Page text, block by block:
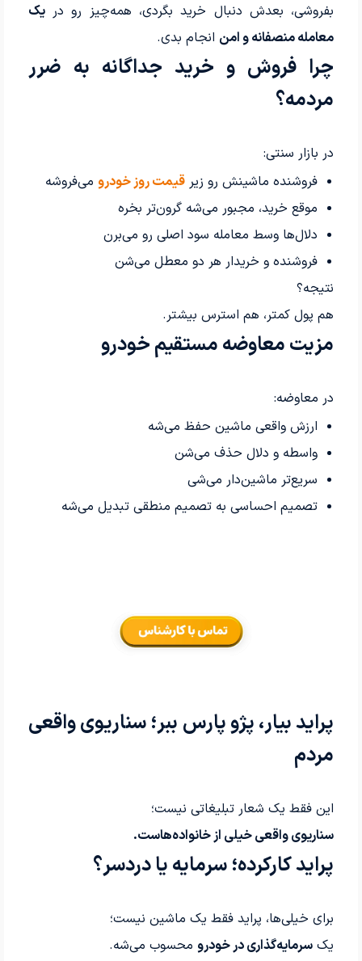
بفروشی، بعدش دنبال خرید بگردی، همه‌چیز رو دریک
معامله منصفانه و امن انجام بدی.
چرا فروش و خرید جداگانه به ضرر
مردمه؟
در بازار سنتی:
فروشنده ماشینش رو زیر قیمت روز خودرومی‌فروشه
موقع خرید، مجبور می‌شه گرون‌تر بخره
دلال‌ها وسط معامله سود اصلی رو می‌برن
فروشنده و خریدار هر دو معطل می‌شن
نتیجه؟
هم پول کمتر، هم استرس بیشتر.
مزیت معاوضه مستقیم خودرو
در معاوضه:
ارزش واقعی ماشین حفظ می‌شه
واسطه و دلال حذف می‌شن
سریع‌تر ماشین‌دار می‌شی
تصمیم احساسی به تصمیم منطقی تبدیل می‌شه
پراید بیار، پژو پارس ببر؛ سناریوی واقعی
مردم
این فقط یک شعار تبلیغاتی نیست؛
سناریوی واقعی خیلی از خانواده‌هاست.
پراید کارکرده؛ سرمایه یا دردسر؟
برای خیلی‌ها، پراید فقط یک ماشین نیست؛
یک سرمایه‌گذاری در خودرومحسوب می‌شه.